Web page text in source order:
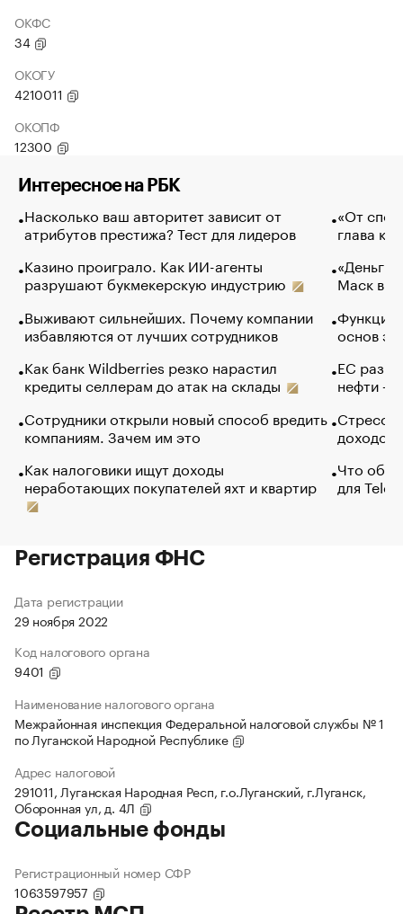
ОКФС
34
ОКОГУ
4210011
ОКОПФ
12300
Интересное на РБК
Насколько ваш авторитет зависит от
атрибутов престижа? Тест для лидеров
Казино проиграло. Как ИИ-агенты
разрушают букмекерскую индустрию
Выживают сильнейших. Почему компании
избавляются от лучших сотрудников
Как банк Wildberries резко нарастил
кредиты селлерам до атак на склады
Сотрудники открыли новый способ вредить
компаниям. Зачем им это
Как налоговики ищут доходы
неработающих покупателей яхт и квартир
«От
глава
«Деньги
Маск в
Функции
основ
ЕС
нефти —
Стресс
доходов
Что
для
Регистрация ФНС
Дата регистрации
29 ноября 2022
Код налогового органа
9401
Наименование налогового органа
Межрайонная инспекция Федеральной налоговой службы № 1
по Луганской Народной Республике
Адрес налоговой
291011, Луганская Народная Респ, г.о.Луганский, г.Луганск,
Оборонная ул, д. 4Л
Социальные фонды
Регистрационный номер СФР
1063597957